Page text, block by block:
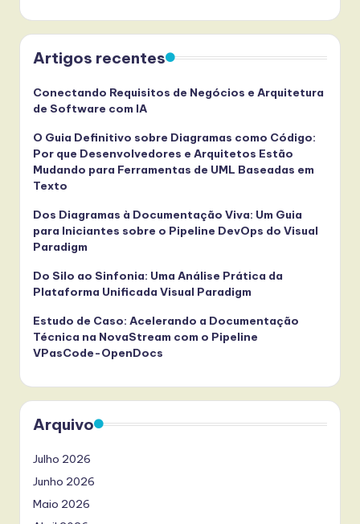
Artigos recentes
Conectando Requisitos de Negócios e Arquitetura
de Software com IA
O Guia Definitivo sobre Diagramas como Código:
Por que Desenvolvedores e Arquitetos Estão
Mudando para Ferramentas de UML Baseadas em
Texto
Dos Diagramas à Documentação Viva: Um Guia
para Iniciantes sobre o Pipeline DevOps do Visual
Paradigm
Do Silo ao Sinfonia: Uma Análise Prática da
Plataforma Unificada Visual Paradigm
Estudo de Caso: Acelerando a Documentação
Técnica na NovaStream com o Pipeline
VPasCode-OpenDocs
Arquivo
Julho 2026
Junho 2026
Maio 2026